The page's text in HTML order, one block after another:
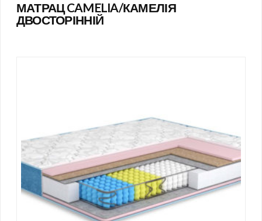
МАТРАЦ CAMELIA/КАМЕЛІЯ
ДВОСТОРІННІЙ